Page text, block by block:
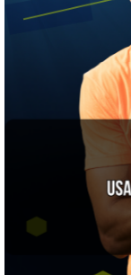
📋 Ficha
Deporte
Capacidad
Volumen
Medidas